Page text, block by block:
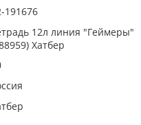
191676
12л линия "Геймеры"
Хатбер